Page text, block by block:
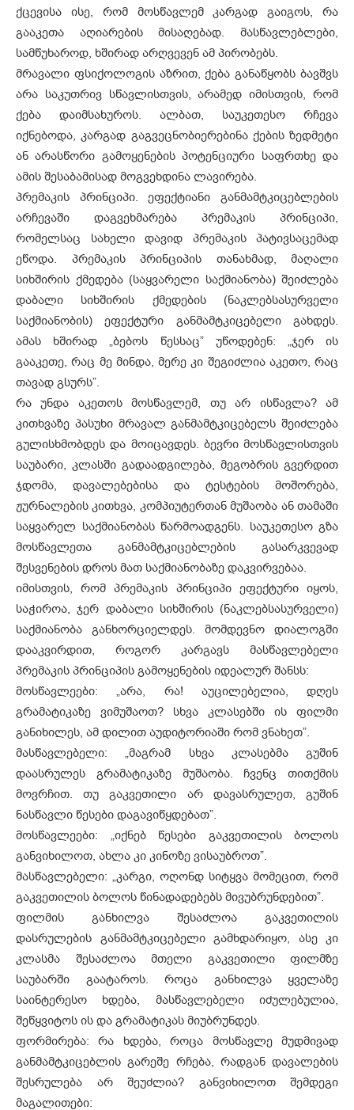
ქცევისა ისე, რომ მოსწავლემ კარგად გაიგოს, რა
გააკეთა აღიარების მისაღებად. მასწავლებლები,
სამწუხაროდ, ხშირად არღვევენ ამ პირობებს.
მრავალი ფსიქოლოგის აზრით, ქება განაწყობს ბავშვს
არა საკუთრივ სწავლისთვის, არამედ იმისთვის, რომ
ქება დაიმსახუროს. ალბათ, საუკეთესო რჩევა
იქნებოდა, კარგად გაგვეცნობიერებინა ქების ზედმეტი
ან არასწორი გამოყენების პოტენციური საფრთხე და
ამის შესაბამისად მოგვეხდინა ლავირება.
პრემაკის პრინციპი. ეფექტიანი განმამტკიცებლების
არჩევაში დაგვეხმარება პრემაკის პრინციპი,
რომელსაც სახელი დავიდ პრემაკის პატივსაცემად
ეწოდა. პრემაკის პრინციპის თანახმად, მაღალი
სიხშირის ქმედება (საყვარელი საქმიანობა) შეიძლება
დაბალი სიხშირის ქმედების (ნაკლებსასურველი
საქმიანობის) ეფექტური განმამტკიცებელი გახდეს.
ამას ხშირად „ბებოს წესსაც” უწოდებენ: „ჯერ ის
გააკეთე, რაც მე მინდა, მერე კი შეგიძლია აკეთო, რაც
თავად გსურს”.
რა უნდა აკეთოს მოსწავლემ, თუ არ ისწავლა? ამ
კითხვაზე პასუხი მრავალ განმამტკიცებელს შეიძლება
გულისხმობდეს და მოიცავდეს. ბევრი მოსწავლისთვის
საუბარი, კლასში გადაადგილება, მეგობრის გვერდით
ჯდომა, დავალებებისა და ტესტების მოშორება,
ჟურნალების კითხვა, კომპიუტერთან მუშაობა ან თამაში
საყვარელ საქმიანობას წარმოადგენს. საუკეთესო გზა
მოსწავლეთა განმამტკიცებლების გასარკვევად
შესვენების დროს მათ საქმიანობაზე დაკვირვებაა.
იმისთვის, რომ პრემაკის პრინციპი ეფექტური იყოს,
საჭიროა, ჯერ დაბალი სიხშირის (ნაკლებსასურველი)
საქმიანობა განხორციელდეს. მომდევნო დიალოგში
დააკვირდით, როგორ კარგავს მასწავლებელი
პრემაკის პრინციპის გამოყენების იდეალურ შანსს:
მოსწავლეები: „არა, რა! აუცილებელია, დღეს
გრამატიკაზე ვიმუშაოთ? სხვა კლასებში ის ფილმი
განიხილეს, ამ დილით აუდიტორიაში რომ ვნახეთ”.
მასწავლებელი: „მაგრამ სხვა კლასებმა გუშინ
დაასრულეს გრამატიკაზე მუშაობა. ჩვენც თითქმის
მოვრჩით. თუ გაკვეთილი არ დავასრულეთ, გუშინ
ნასწავლი წესები დაგავიწყდებათ”.
მოსწავლეები: „იქნებ წესები გაკვეთილის ბოლოს
განვიხილოთ, ახლა კი კინოზე ვისაუბროთ”.
მასწავლებელი: „კარგი, ოღონდ სიტყვა მომეცით, რომ
გაკვეთილის ბოლოს წინადადებებს მივუბრუნდებით”.
ფილმის განხილვა შესაძლოა გაკვეთილის
დასრულების განმამტკიცებელი გამხდარიყო, ასე კი
კლასმა შესაძლოა მთელი გაკვეთილი ფილმზე
საუბარში გაატაროს. როცა განხილვა ყველაზე
საინტერესო ხდება, მასწავლებელი იძულებულია,
შეწყვიტოს ის და გრამატიკას მიუბრუნდეს.
ფორმირება: რა ხდება, როცა მოსწავლე მუდმივად
განმამტკიცებლის გარეშე რჩება, რადგან დავალების
შესრულება არ შეუძლია? განვიხილოთ შემდეგი
მაგალითები: